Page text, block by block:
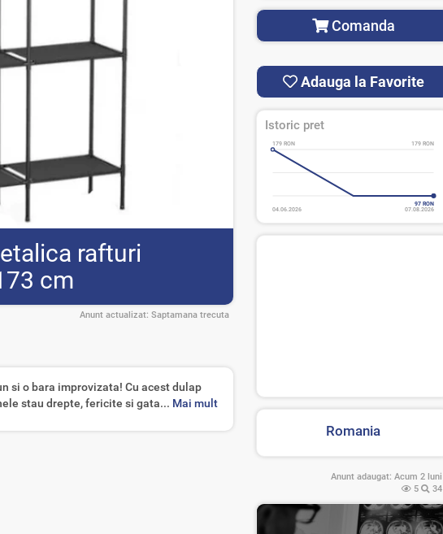
rafturi
cm
Anunt actualizat: Saptamana trecuta
si o bara improvizata! Cu acest dulap
stau drepte, fericite si gata... Mai mult
Comanda
Adauga la Favorite
Istoric pret
179 RON 179 RON
97 RON
04.06.2026
07.08.2026
Romania
5 34
Anunt adaugat: Acum 2 luni